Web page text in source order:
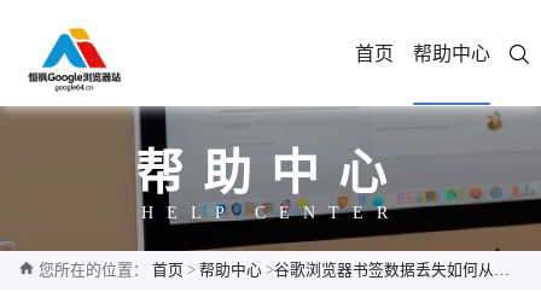
首页 帮助中心
帮助中心
HELP CENTER
您所在的位置： 首页 > 帮助中心 >谷歌浏览器书签数据丢失如何从云端恢复